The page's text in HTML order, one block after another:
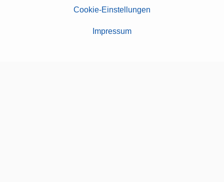
Cookie-Einstellungen
Impressum